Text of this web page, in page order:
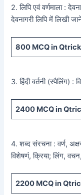
2. लिपि एवं वर्णमाला :
देवनागरी लिपि में लिखी
800 MCQ in
3. हिंदी वर्तनी (स्पैलिंग) :
2400 MCQ in
4. शब्द संरचना : वर्ण,
विशेषणं, क्रिया; लिंग,
2200 MCQ in